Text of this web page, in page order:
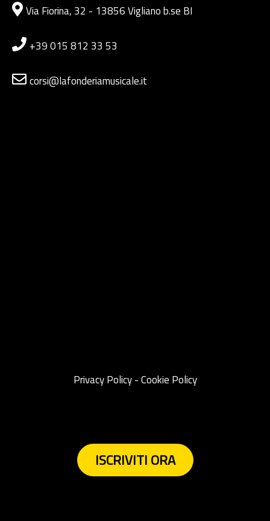
Via Fiorina, 32 - 13856 Vigliano b.se BI
+39 015 812 33 53
corsi@lafonderiamusicale.it
Privacy Policy-Cookie Policy
ISCRIVITI ORA